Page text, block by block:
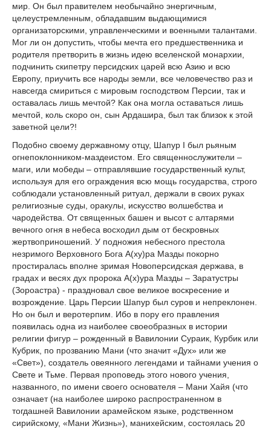
мир. Он был правителем необычайно энергичным,
целеустремленным, обладавшим выдающимися
организаторскими, управленческими и военными талантами.
Мог ли он допустить, чтобы мечта его предшественника и
родителя претворить в жизнь идею вселенской монархии,
подчинить скипетру персидских царей всю Азию и всю
Европу, приучить все народы земли, все человечество раз и
навсегда смириться с мировым господством Персии, так и
оставалась лишь мечтой? Как она могла оставаться лишь
мечтой, коль скоро он, сын Ардашира, был так близок к этой
заветной цели?!
Подобно своему державному отцу, Шапур I был рьяным
огнепоклонником-маздеистом. Его священнослужители –
маги, или мобеды – отправлявшие государственный культ,
используя для его ограждения всю мощь государства, строго
соблюдали установленный ритуал, держали в своих руках
религиозные суды, оракулы, искусство волшебства и
чародейства. От священных башен и высот с алтарями
вечного огня в небеса восходил дым от бескровных
жертвоприношений. У подножия небесного престола
незримого Верховного Бога А(ху)ра Мазды покорно
простиралась вполне зримая Новоперсидская держава, в
градах и весях дух пророка А(х)ура Мaзды – Заратустры
(Зороастра) - праздновал свое великое воскресение и
возрождение. Царь Персии Шапур был суров и непреклонен.
Но он был и веротерпим. Ибо в пору его правления
появилась одна из наиболее своеобразных в истории
религии фигур – рожденный в Вавилонии Сураик, Курбик или
Кубрик, по прозванию Мани (что значит «Дух» или же
«Свет»), создатель овеянного легендами и тайнами учения о
Свете и Тьме. Первая проповедь этого нового учения,
названного, по имени своего основателя – Мани Хайя (что
означает (на наиболее широко распространенном в
тогдашней Вавилонии арамейском языке, родственном
сирийскому, «Мани Жизнь»), манихейским, состоялась 20